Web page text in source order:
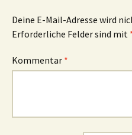
Deine E-Mail-Adresse wird
Erforderliche Felder sind mit
Kommentar *